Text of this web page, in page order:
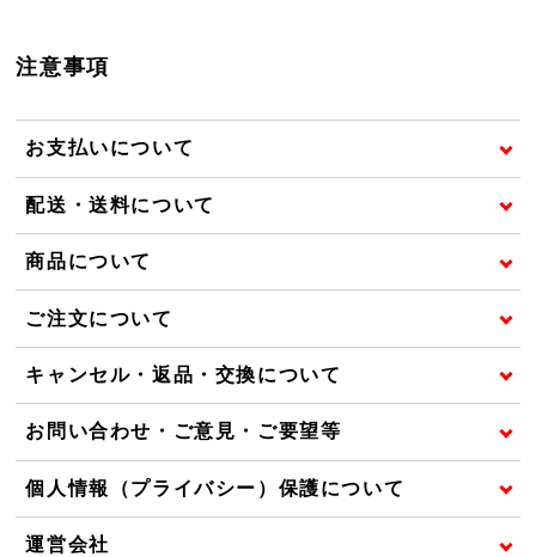
注意事項
お支払いについて
配送・送料について
商品について
ご注文について
キャンセル・返品・交換について
お問い合わせ・ご意見・ご要望等
個人情報（プライバシー）保護について
運営会社